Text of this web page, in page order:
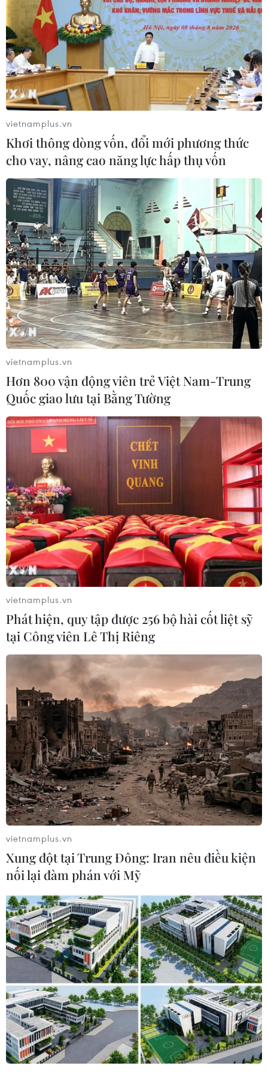
TIN CÙNG CHUYÊN MỤC
Trung Quốc áp thuế chống bán phá
giá tạm thời với hồ đào Mỹ, Mexico
10/08/2026 15:26
vietnamplus.vn
Khơi thông dòng vốn, đổi mới phương thức
cho vay, nâng cao năng lực hấp thụ vốn
vietnamplus.vn
Hơn 800 vận động viên trẻ Việt Nam-Trung
Quốc giao lưu tại Bằng Tường
vietnamplus.vn
Phát hiện, quy tập được 256 bộ hài cốt liệt sỹ
tại Công viên Lê Thị Riêng
vietnamplus.vn
Xung đột tại Trung Đông: Iran nêu điều kiện
nối lại đàm phán với Mỹ